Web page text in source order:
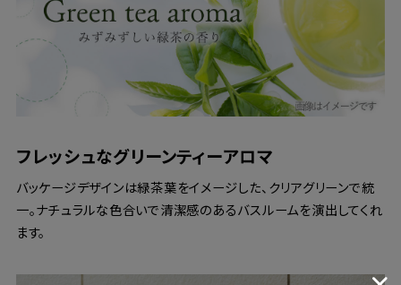
フレッシュなグリーンティーアロマ
バッケージデザインは緑茶葉をイメージした、クリアグリーンで統
一。ナチュラルな色合いで清潔感のあるバスルームを演出してくれ
ます。